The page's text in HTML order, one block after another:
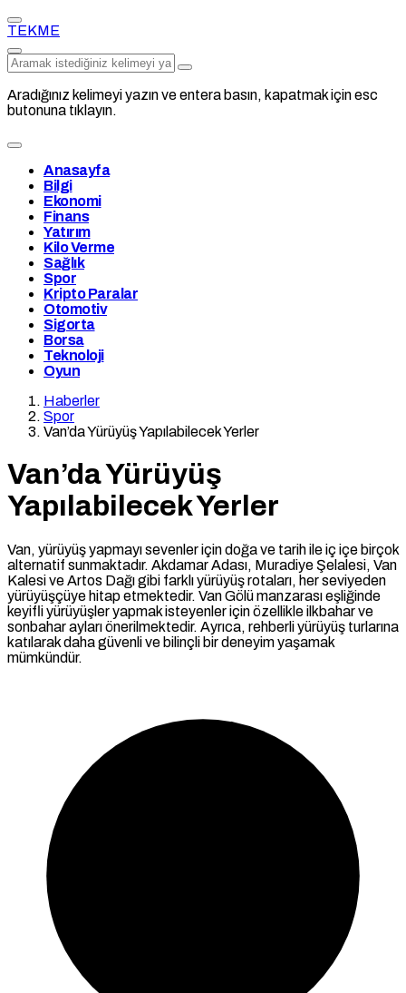
TEKME
Aradığınız kelimeyi yazın ve entera basın, kapatmak için esc
butonuna tıklayın.
Anasayfa
Bilgi
Ekonomi
Finans
Yatırım
Kilo Verme
Sağlık
Spor
Kripto Paralar
Otomotiv
Sigorta
Borsa
Teknoloji
Oyun
Haberler
Spor
Van’da Yürüyüş Yapılabilecek Yerler
Van’da Yürüyüş
Yapılabilecek Yerler
Van, yürüyüş yapmayı sevenler için doğa ve tarih ile iç içe birçok
alternatif sunmaktadır. Akdamar Adası, Muradiye Şelalesi, Van
Kalesi ve Artos Dağı gibi farklı yürüyüş rotaları, her seviyeden
yürüyüşçüye hitap etmektedir. Van Gölü manzarası eşliğinde
keyifli yürüyüşler yapmak isteyenler için özellikle ilkbahar ve
sonbahar ayları önerilmektedir. Ayrıca, rehberli yürüyüş turlarına
katılarak daha güvenli ve bilinçli bir deneyim yaşamak
mümkündür.